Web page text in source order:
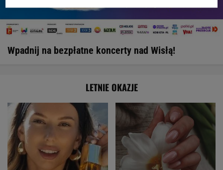
Wpadnij na bezpłatne koncerty nad Wisłą!
LETNIE OKAZJE